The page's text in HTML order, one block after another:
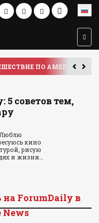
5 советов тем,
Люблю
кино
рисую
и жизни…
ForumDaily в
News